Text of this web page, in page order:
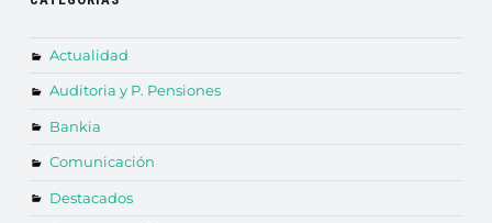
Actualidad
Auditoria y P. Pensiones
Bankia
Comunicación
Destacados